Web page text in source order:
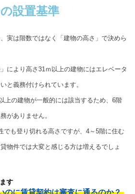
設置基準
実は階数ではなく「建物の高さ」で決めら
により高さ31ｍ以上の建物にはエレベータ
と義務付けられています。
上の建物が一般的には該当するため、6階
がありません。
でも登り切れる高さですが、4～5階に住む
物件では大変と感じる方は増えるでしょ
す
のに賃貸契約は審査に通るのか？